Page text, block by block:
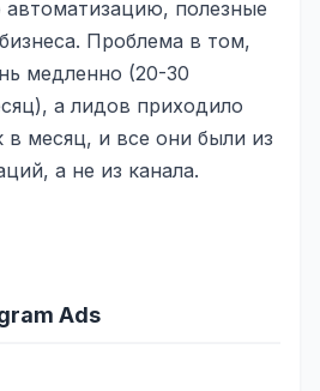
автоматизацию, полезные
Проблема в том,
медленно (20-30
а лидов приходило
месяц, и все они были из
а не из канала.
Ads